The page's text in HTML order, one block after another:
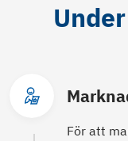
För att